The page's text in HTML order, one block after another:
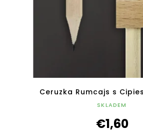
Ceruzka Rumcajs s
SKLADEM
€1,60